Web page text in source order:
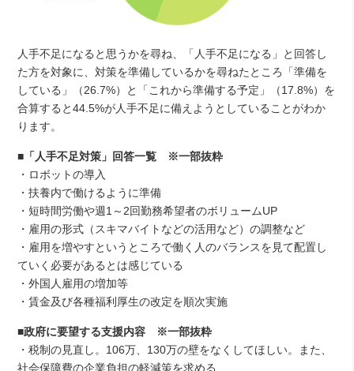
人手不足になると思うかを尋ね、「人手不足になる」と回答し
た方を対象に、対策を準備しているかを尋ねたところ「準備を
している」（26.7%）と「これから準備する予定」（17.8%）を
合算すると44.5%が人手不足に備えようとしていることがわか
ります。
■「人手不足対策」回答一覧 ※一部抜粋
・ロボットの導入
・扶養内で働けるように準備
・短時間労働や週1～2回勤務希望者のボリュームUP
・雇用の形式（スキマバイトなどの活用など）の調整など
・雇用を増やすというところで働く人のバランスを見て配置し
ていく必要があるとは感じている
・外国人雇用の増加等
・賃金及び各種福利厚生の改定を順次実施
■政府に要望する支援内容 ※一部抜粋
・税制の見直し。106万、130万の壁をなくしてほしい。また、
社会保障費の企業負担の軽減策を求める